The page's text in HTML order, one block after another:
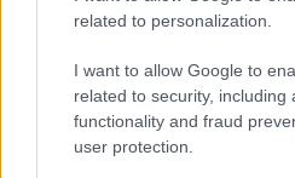
related to personalization.
I want to allow Google to
related to security, including
functionality and fraud
user protection.
volt a beállt izmokkal és a
már tényleg csak Siófokig
amikor ismeretlen területre
jelentette, hogy elhagytuk
csak megjelent a Siófok
nyomni, hogy elérjük a célt,